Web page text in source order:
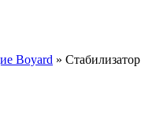
Boyard »